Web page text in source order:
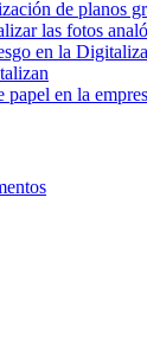
de planos
las fotos
en la
en la